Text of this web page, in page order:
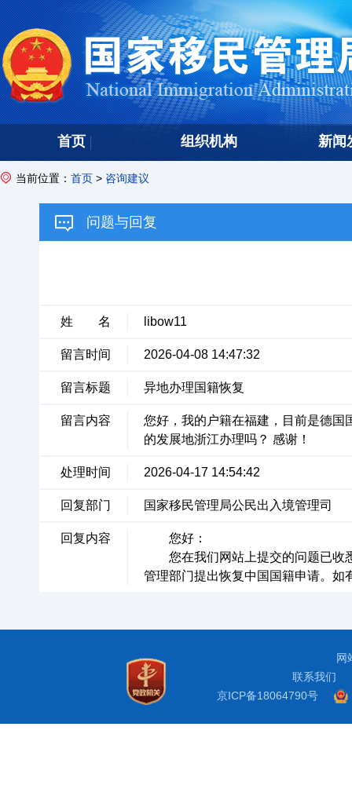
首页 组织机构 新闻
当前位置： 首页 > 咨询建议
问题与回复
姓 名 libow11
留言时间 2026-04-08 14:47:32
留言标题 异地办理国籍恢复
留言内容
您好，我的户籍在福建，目前是德国
的发展地浙江办理吗？ 感谢！
处理时间 2026-04-17 14:54:42
回复部门 国家移民管理局公民出入境管理司
回复内容
您好：
您在我们网站上提交的问题已收悉
管理部门提出恢复中国国籍申请。如
网
联系我们
京ICP备18064790号